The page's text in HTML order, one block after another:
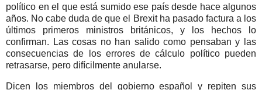
político en el que está sumido ese país desde hace algunos
años. No cabe duda de que el Brexit ha pasado factura a los
últimos primeros ministros británicos, y los hechos lo
confirman. Las cosas no han salido como pensaban y las
consecuencias de los errores de cálculo político pueden
retrasarse, pero difícilmente anularse.
Dicen los miembros del gobierno español y repiten sus